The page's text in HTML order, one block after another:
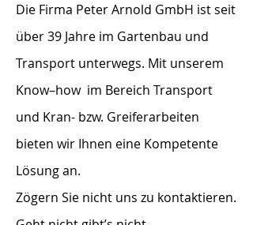
Die Firma Peter Arnold GmbH ist seit
über 39 Jahre im Gartenbau und
Transport unterwegs. Mit unserem
Know–how im Bereich Transport
und Kran- bzw. Greiferarbeiten
bieten wir Ihnen eine Kompetente
Lösung an.
Zögern Sie nicht uns zu kontaktieren.